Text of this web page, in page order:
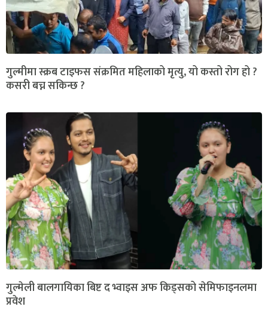
गुल्मीमा स्क्रब टाइफस संक्रमित महिलाको मृत्यु, यो कस्तो रोग हो ?
कसरी बच्न सकिन्छ ?
गुल्मेली बालगायिका बिष्ट द भ्वाइस अफ किड्सको सेमिफाइनलमा
प्रवेश